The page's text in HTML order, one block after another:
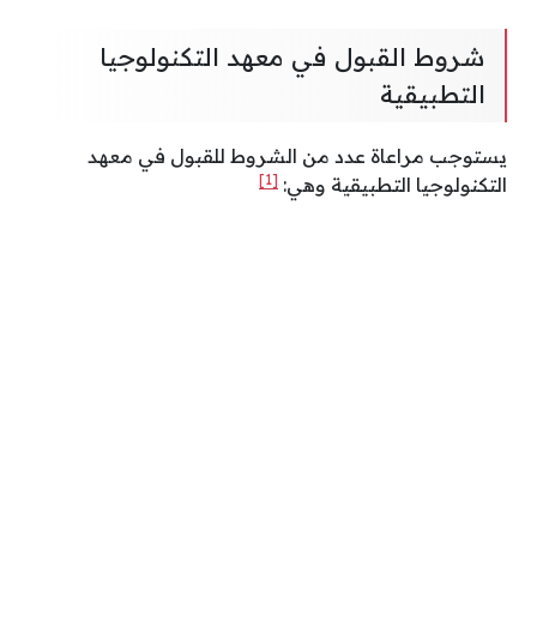
شروط القبول في معهد التكنولوجيا
التطبيقية
يستوجب مراعاة عدد من الشروط للقبول في معهد
التكنولوجيا التطبيقية وهي: [1]